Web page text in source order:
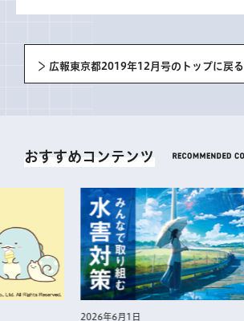
広報東京都2019年12月号のトップに戻る
おすすめコンテンツ
2026年6月1日